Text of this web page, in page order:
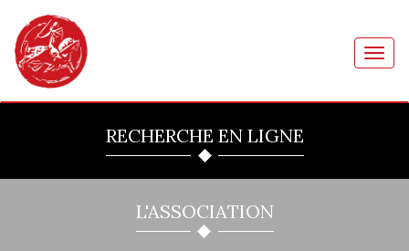
RECHERCHE EN LIGNE
L'ASSOCIATION